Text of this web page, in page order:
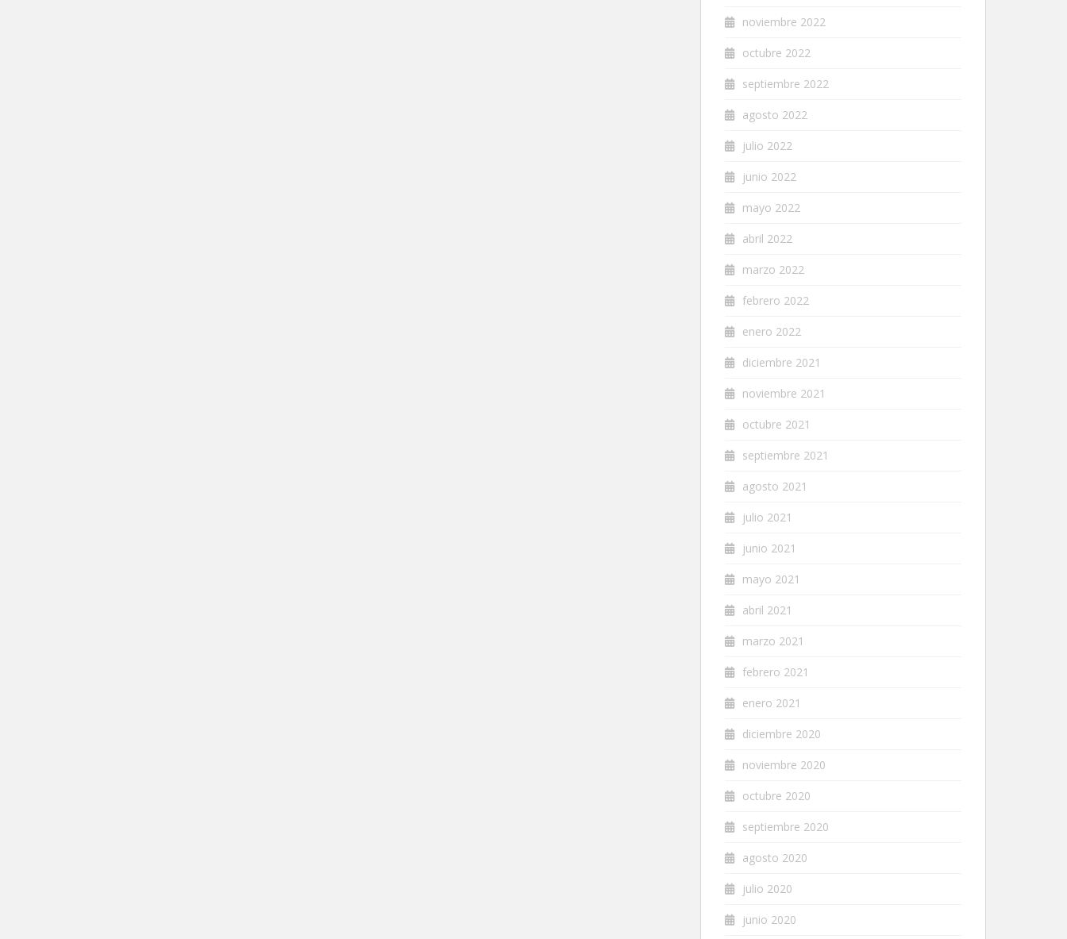
noviembre 2022
octubre 2022
septiembre 2022
agosto 2022
julio 2022
junio 2022
mayo 2022
abril 2022
marzo 2022
febrero 2022
enero 2022
diciembre 2021
noviembre 2021
octubre 2021
septiembre 2021
agosto 2021
julio 2021
junio 2021
mayo 2021
abril 2021
marzo 2021
febrero 2021
enero 2021
diciembre 2020
noviembre 2020
octubre 2020
septiembre 2020
agosto 2020
julio 2020
junio 2020